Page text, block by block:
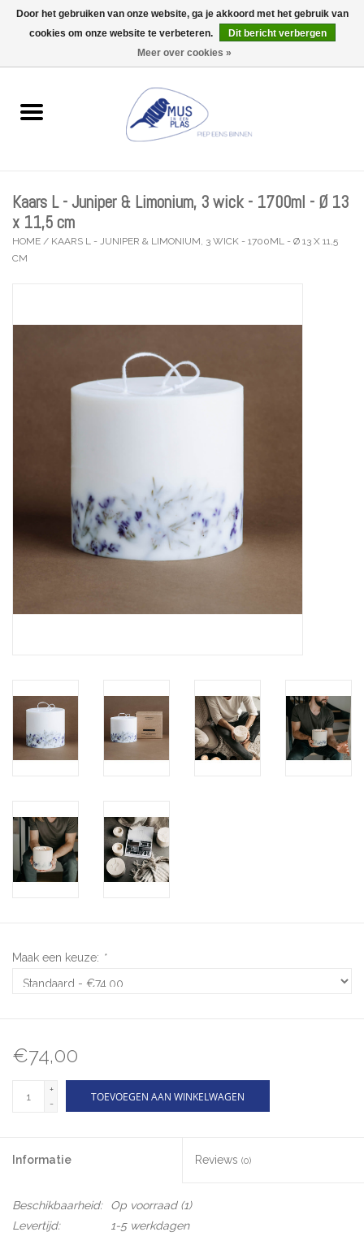
0 Artikelen - €0,00
Wenskaarten
Lifestyle
Kleine gelukjes
Kaars L - Juniper & Limonium, 3 wick - 1700ml - Ø 13
x 11,5 cm
HOME / KAARS L - JUNIPER & LIMONIUM, 3 WICK - 1700ML - Ø 13 X 11,5
CM
Maak een keuze: *
€74,00
+
-
TOEVOEGEN AAN WINKELWAGEN
Informatie Reviews (0)
Beschikbaarheid: Op voorraad(1)
Levertijd:
1-5 werkdagen
Door het gebruiken van onze website, ga je akkoord met het gebruik van
cookies om onze website te verbeteren.
Dit bericht verbergen
Meer over cookies »
Wij zijn uitzonderlijk gesloten op Do 13/08